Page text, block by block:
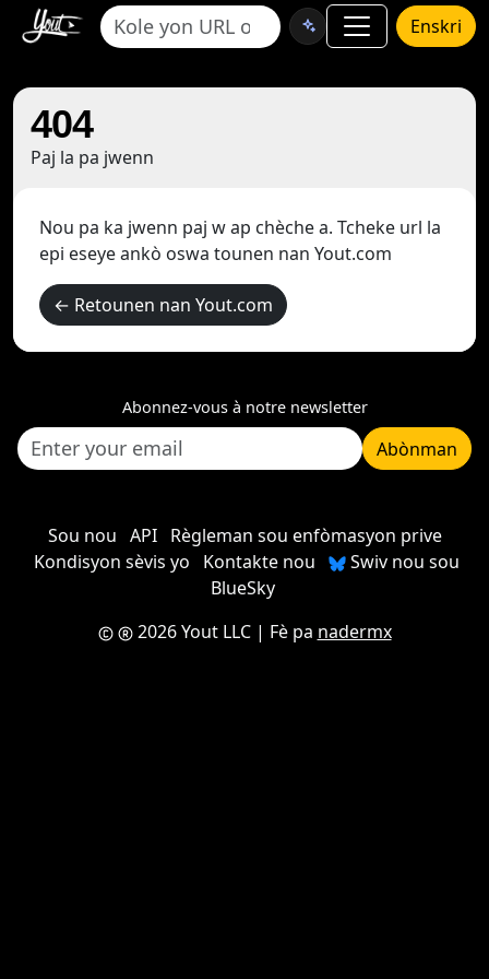
Enskri
404
Paj la pa jwenn
Nou pa ka jwenn paj w ap chèche a. Tcheke url la
epi eseye ankò oswa tounen nan Yout.com
← Retounen nan Yout.com
Abonnez-vous à notre newsletter
Abònman
Sou nou API
Règleman sou enfòmasyon prive
Kondisyon sèvis yo
Kontakte nou
Swiv nou sou
BlueSky
2026 Yout LLC| Fè pa nadermx